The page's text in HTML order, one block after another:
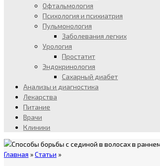
Офтальмология
Психология и психиатрия
Пульмонология
Заболевания легких
Урология
Простатит
Эндокринология
Сахарный диабет
Анализы и диагностика
Лекарства
Питание
Врачи
Клиники
Главная »Статьи »